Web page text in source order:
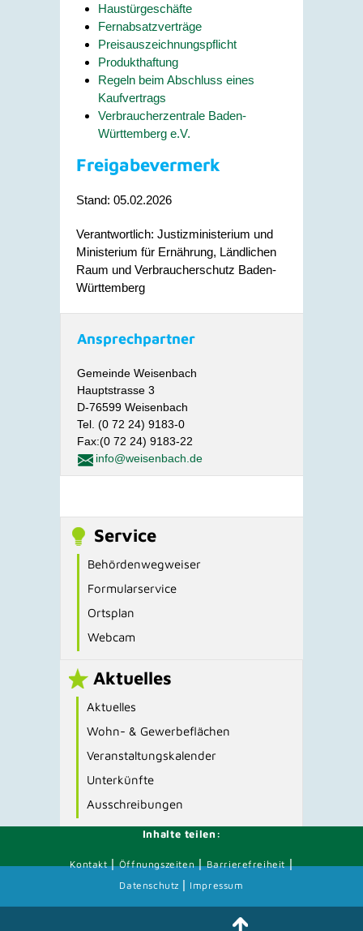
Haustürgeschäfte
Fernabsatzverträge
Preisauszeichnungspflicht
Produkthaftung
Regeln beim Abschluss eines
Kaufvertrags
Verbraucherzentrale Baden-
Württemberg e.V.
Freigabevermerk
Stand: 05.02.2026
Verantwortlich: Justizministerium und
Ministerium für Ernährung, Ländlichen
Raum und Verbraucherschutz Baden-
Württemberg
Ansprechpartner
Gemeinde Weisenbach
Hauptstrasse 3
D-76599 Weisenbach
Tel. (0 72 24) 9183-0
Fax:(0 72 24) 9183-22
info@weisenbach.de
Service
Behördenwegweiser
Formularservice
Ortsplan
Webcam
Aktuelles
Aktuelles
Wohn- & Gewerbeflächen
Veranstaltungskalender
Unterkünfte
Ausschreibungen
Inhalte teilen:
Kontakt|Öffnungszeiten|Barrierefreiheit|
Datenschutz | Impressum